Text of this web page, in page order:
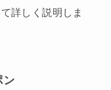
詳しく説明しま
ン